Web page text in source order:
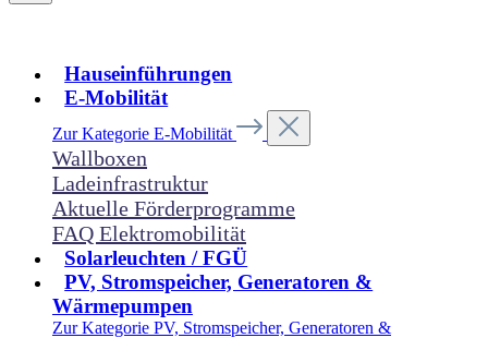
Hauseinführungen
E-Mobilität
Zur Kategorie E-Mobilität
Wallboxen
Ladeinfrastruktur
Aktuelle Förderprogramme
FAQ Elektromobilität
Solarleuchten / FGÜ
PV, Stromspeicher, Generatoren &
Wärmepumpen
Zur Kategorie PV, Stromspeicher, Generatoren &